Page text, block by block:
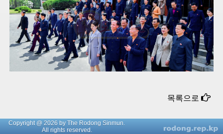
목록으로
Copyright @ 2026 by The Rodong Sinmun.
All rights reserved.